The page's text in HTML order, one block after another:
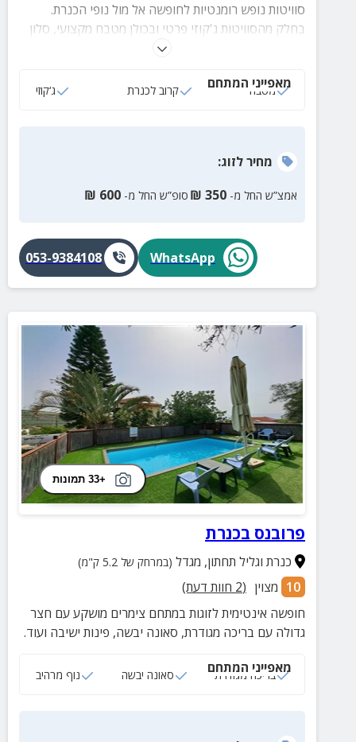
סוויטות נופש רומנטיות לחופשה אל מול נופי הכנרת.
בחלק מהסוויטות ג'קוזי פרטי ובכולן מטבח מקצועי, סלון
מרווח, חדר שינה מפנק ומרפסת פרטית. מושלם לאירוח
מאפייני המתחם
מטבח קרוב לכנרת ג‘קוזי
מחירלזוג:
אמצ”ש החל מ- 350
₪ סופ”ש החל מ- 600
₪
WhatsApp
053-9384108
+33 תמונות
פרובנס בכנרת
כנרת וגליל תחתון, מגדל (במרחק של 5.2 ק"מ)
10 מצוין (
2 חוות דעת)
חופשה אינטימית לזוגות במתחם צימרים מושקע עם חצר
גדולה עם בריכה מגודרת, סאונה יבשה, פינות ישיבה ועוד.
מאפייני המתחם
בריכה מגודרת סאונה יבשה נוף מרהיב